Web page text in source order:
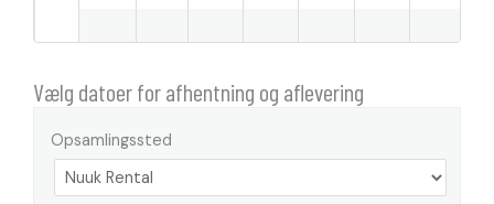
Vælg datoer for afhentning og aflevering
Opsamlingssted